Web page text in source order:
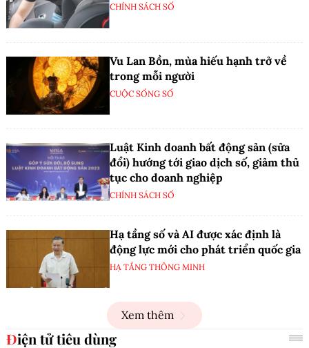
CHÍNH SÁCH SỐ
Vu Lan Bồn, mùa hiếu hạnh trở về
trong mỗi người
CUỘC SỐNG SỐ
Luật Kinh doanh bất động sản (sửa
đổi) hướng tới giao dịch số, giảm thủ
tục cho doanh nghiệp
CHÍNH SÁCH SỐ
Hạ tầng số và AI được xác định là
động lực mới cho phát triển quốc gia
HẠ TẦNG THÔNG MINH
Xem thêm
Điện tử tiêu dùng